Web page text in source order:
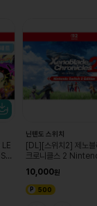
닌텐도 스위치
[DL][스위치2] 제노블
크로니클스 2
스
10,000
500